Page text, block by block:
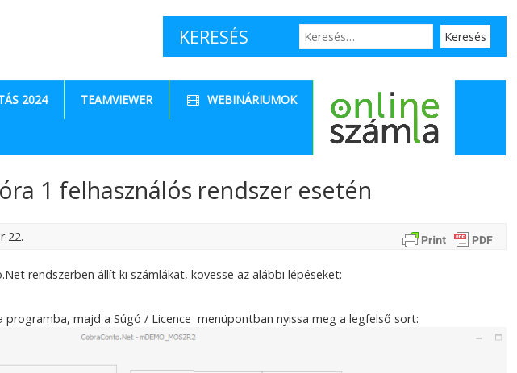
KERESÉS
2024 TEAMVIEWER WEBINÁRIUMOK
1 felhasználós rendszer esetén
22.
rendszerben állít ki számlákat, kövesse az alábbi lépéseket:
programba, majd a Súgó / Licence menüpontban nyissa meg a legfelső sort: